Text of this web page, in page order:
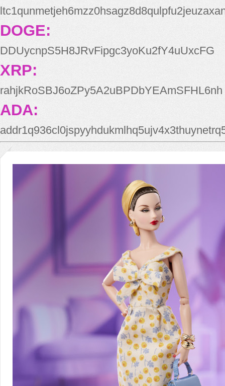
DOGE:
DDUycnpS5H8JRvFipgc3yoKu2fY4uUxcFG
XRP:
rahjkRoSBJ6oZPy5A2uBPDbYEAmSFHL6nh
ADA: